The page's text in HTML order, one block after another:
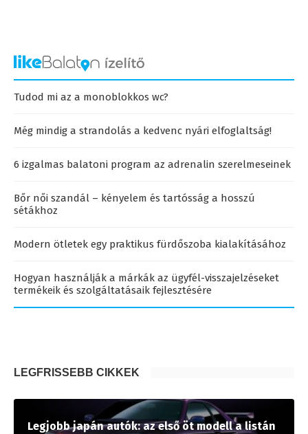
Tudod mi az a monoblokkos wc?
Még mindig a strandolás a kedvenc nyári elfoglaltság!
6 izgalmas balatoni program az adrenalin szerelmeseinek
Bőr női szandál – kényelem és tartósság a hosszú
sétákhoz
Modern ötletek egy praktikus fürdőszoba kialakításához
Hogyan használják a márkák az ügyfél-visszajelzéseket
termékeik és szolgáltatásaik fejlesztésére
LEGFRISSEBB CIKKEK
Legjobb japán autók: az első öt modell a listán